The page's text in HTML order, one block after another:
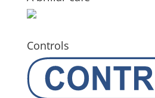
Controls